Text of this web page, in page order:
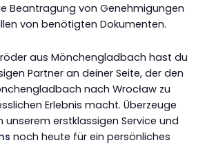
Beantragung von Genehmigungen
von benötigten Dokumenten.
aus Mönchengladbach hast du
Partner an deiner Seite, der den
nach Wrocław zu
Erlebnis macht. Überzeuge
unserem erstklassigen Service und
noch heute für ein persönliches